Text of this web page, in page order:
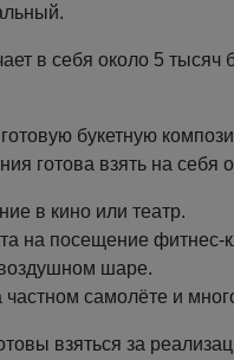
в себя около 5
букетную
готова взять на
в кино или театр.
на посещение фитнес-
шаре.
самолёте и
взяться за